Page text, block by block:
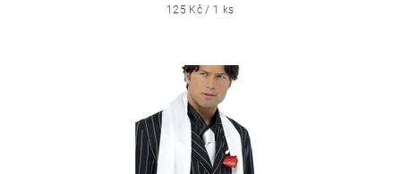
125 Kč / 1 ks